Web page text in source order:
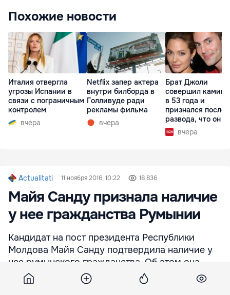
Похожие новости
Италия отвергла
угрозы Испании в
связи с пограничным
контролем
вчера
Netflix запер актера
внутри билборда в
Голливуде ради
рекламы фильма
вчера
Брат Джоли
совершил
в 53 года и
признался после
развода, что он
вчера
Actualitati 11 ноября 2016, 10:22 18 836
Майя Санду признала наличие
у нее гражданства Румынии
Кандидат на пост президента Республики
Молдова Майя Санду подтвердила наличие у
нее румынского гражданства. Об этом она
заявила в ходе дебатов на общественном
канале "Молдова 1". По ее словам, она не видит